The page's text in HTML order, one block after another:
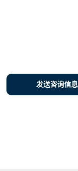
发送咨询信息